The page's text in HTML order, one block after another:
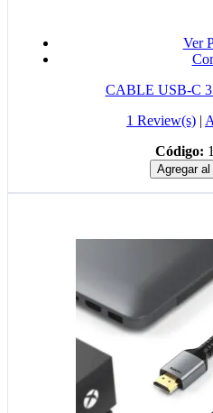
Ver
CABLE USB-C
1 Review(s) |
Código:
Agregar al